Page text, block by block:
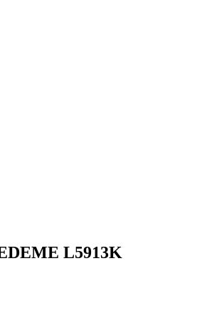
L5913K